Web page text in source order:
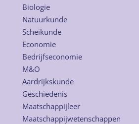
Biologie
Natuurkunde
Scheikunde
Economie
Bedrijfseconomie
M&O
Aardrijkskunde
Geschiedenis
Maatschappijleer
Maatschappijwetenschappen